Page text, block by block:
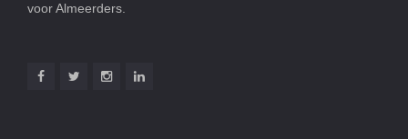
voor Almeerders.